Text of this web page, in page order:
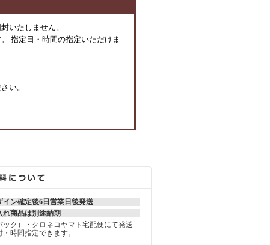
いたしません。
指定日・時間の指定いただけま
い。
イン確定後6日営業日後発送
商品は別途納期
ック）・クロネコヤマト宅配便にて発送
時間指定できます。